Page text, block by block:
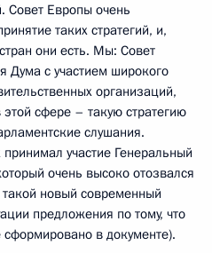
Совет Европы очень
таких стратегий, и,
они есть. Мы: Совет
Дума с участием широкого
организаций,
сфере – такую стратегию
слушания.
участие Генеральный
очень высоко отозвался
новый современный
предложения по тому, что
в документе).